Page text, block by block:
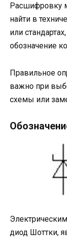
Расшифровку
найти в
или
обозначение
Правильное
важно при
схемы или
диод Шоттки,